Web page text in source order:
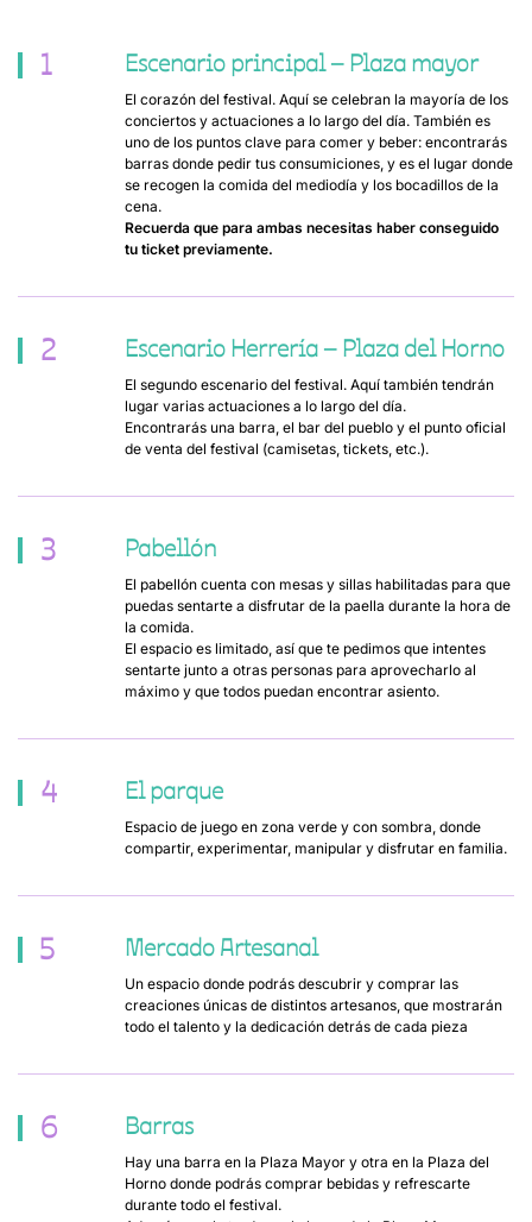
1 Escenario principal – Plaza mayor
El corazón del festival. Aquí se celebran la mayoría de los
conciertos y actuaciones a lo largo del día. También es
uno de los puntos clave para comer y beber: encontrarás
barras donde pedir tus consumiciones, y es el lugar donde
se recogen la comida del mediodía y los bocadillos de la
cena.
Recuerda que para ambas necesitas haber conseguido
tu ticket previamente.
2 Escenario Herrería – Plaza del Horno
El segundo escenario del festival. Aquí también tendrán
lugar varias actuaciones a lo largo del día.
Encontrarás una barra, el bar del pueblo y el punto oficial
de venta del festival (camisetas, tickets, etc.).
3 Pabellón
El pabellón cuenta con mesas y sillas habilitadas para que
puedas sentarte a disfrutar de la paella durante la hora de
la comida.
El espacio es limitado, así que te pedimos que intentes
sentarte junto a otras personas para aprovecharlo al
máximo y que todos puedan encontrar asiento.
4 El parque
Espacio de juego en zona verde y con sombra, donde
compartir, experimentar, manipular y disfrutar en familia.
5 Mercado Artesanal
Un espacio donde podrás descubrir y comprar las
creaciones únicas de distintos artesanos, que mostrarán
todo el talento y la dedicación detrás de cada pieza
6 Barras
Hay una barra en la Plaza Mayor y otra en la Plaza del
Horno donde podrás comprar bebidas y refrescarte
durante todo el festival.